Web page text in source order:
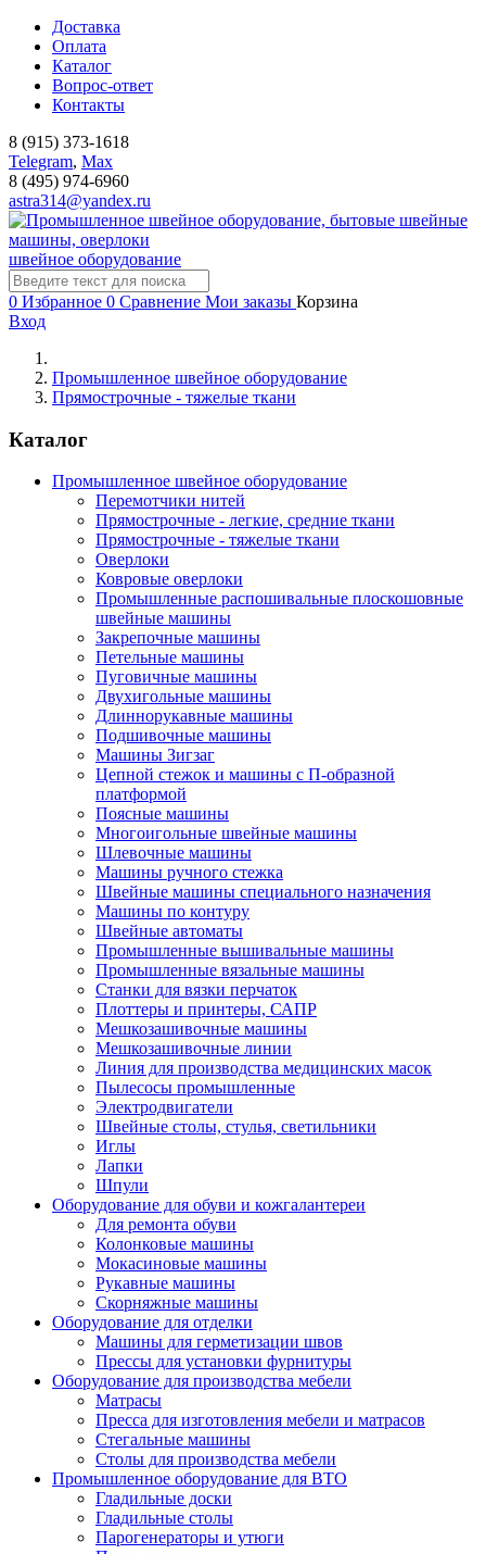
Доставка
Оплата
Каталог
Вопрос-ответ
Контакты
8 (915) 373-1618
Telegram, Мах
8 (495) 974-6960
astra314@yandex.ru
швейное оборудование
0 Избранное 0 Сравнение Мои заказы Корзина
Вход
Промышленное швейное оборудование
Прямострочные - тяжелые ткани
Каталог
Промышленное швейное оборудование
Перемотчики нитей
Прямострочные - легкие, средние ткани
Прямострочные - тяжелые ткани
Оверлоки
Ковровые оверлоки
Промышленные распошивальные плоскошовные
швейные машины
Закрепочные машины
Петельные машины
Пуговичные машины
Двухигольные машины
Длиннорукавные машины
Подшивочные машины
Машины Зигзаг
Цепной стежок и машины с П-образной
платформой
Поясные машины
Многоигольные швейные машины
Шлевочные машины
Машины ручного стежка
Швейные машины специального назначения
Машины по контуру
Швейные автоматы
Промышленные вышивальные машины
Промышленные вязальные машины
Станки для вязки перчаток
Плоттеры и принтеры, САПР
Мешкозашивочные машины
Мешкозашивочные линии
Линия для производства медицинских масок
Пылесосы промышленные
Электродвигатели
Швейные столы, стулья, светильники
Иглы
Лапки
Шпули
Оборудование для обуви и кожгалантереи
Для ремонта обуви
Колонковые машины
Мокасиновые машины
Рукавные машины
Скорняжные машины
Оборудование для отделки
Машины для герметизации швов
Прессы для установки фурнитуры
Оборудование для производства мебели
Матрасы
Пресса для изготовления мебели и матрасов
Стегальные машины
Столы для производства мебели
Промышленное оборудование для ВТО
Гладильные доски
Гладильные столы
Парогенераторы и утюги